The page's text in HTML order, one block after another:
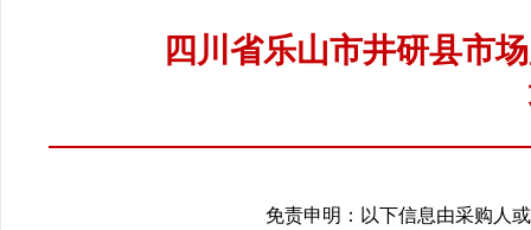
四川省乐山市井研县市
免责申明：以下信息由采购人